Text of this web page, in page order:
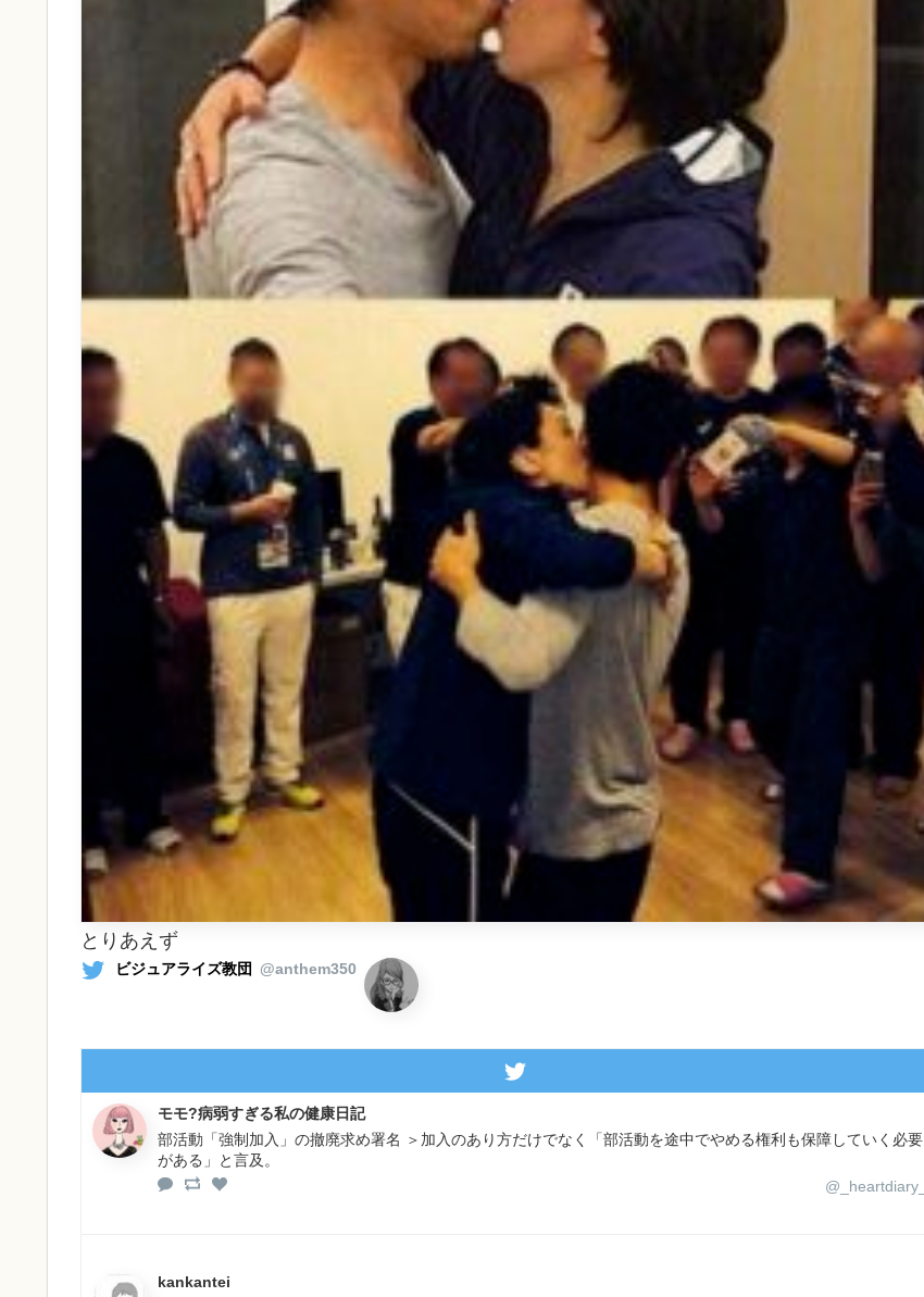
とりあえず
ビジュアライズ教団 @anthem350
モモ?病弱すぎる私の健康日記
部活動「強制加入」の撤廃求め署名 ＞加入のあり方だけでなく「部活動を途中でやめる権利も保障していく必要
がある」と言及。
@_heartdiary_
kankantei